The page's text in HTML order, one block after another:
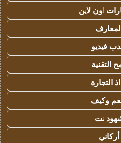
اون لاين
فيديو
التقنية
التجارة
وكيف
نت
أركاني